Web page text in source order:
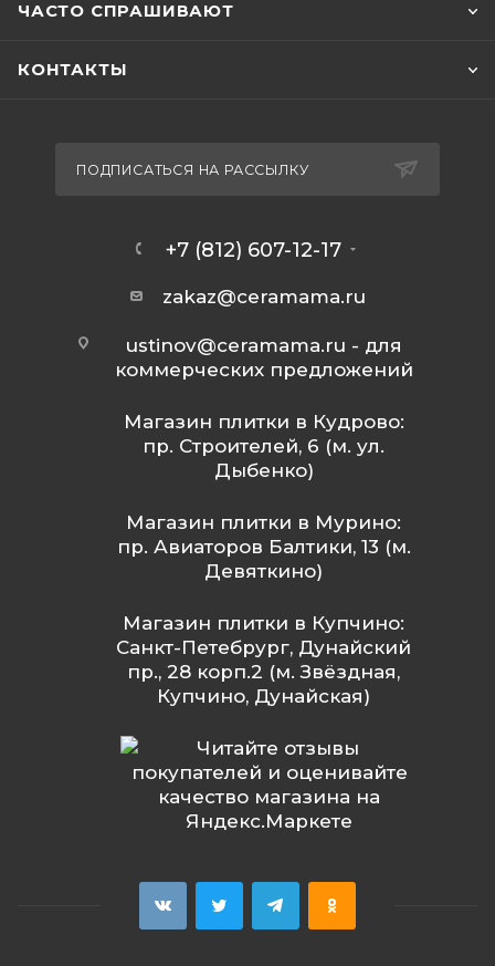
ЧАСТО СПРАШИВАЮТ
КОНТАКТЫ
ПОДПИСАТЬСЯ НА РАССЫЛКУ
+7 (812) 607-12-17
zakaz@ceramama.ru
ustinov@ceramama.ru - для
коммерческих предложений
Магазин плитки в Кудрово:
пр. Строителей, 6 (м. ул.
Дыбенко)
Магазин плитки в Мурино:
пр. Авиаторов Балтики, 13 (м.
Девяткино)
Магазин плитки в Купчино:
Санкт-Петебрург, Дунайский
пр., 28 корп.2 (м. Звёздная,
Купчино, Дунайская)